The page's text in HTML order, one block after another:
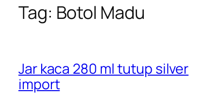
Tag: Botol Madu
Jar kaca 280 ml tutup silver
import